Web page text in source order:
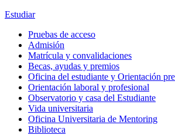
Estudiar
Pruebas de acceso
Admisión
Matrícula y convalidaciones
Becas, ayudas y premios
Oficina del estudiante y Orientación
Orientación laboral y profesional
Observatorio y casa del Estudiante
Vida universitaria
Oficina Universitaria de Mentoring
Biblioteca